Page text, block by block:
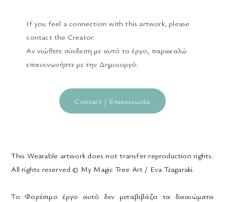
If you feel a connection with this artwork, please
contact the Creator.
Αν νιώθετε σύνδεση με αυτό το έργο, παρακαλώ
επικοινωνήστε με την Δημιουργό:
Contact / Επικοινωνία
This Wearable artwork does not transfer reproduction rights.
All rights reserved © My Magic Tree Art / Eva Tzagaraki.
Το Φορέσιμο έργο αυτό δεν μεταβιβάζει τα δικαιώματα